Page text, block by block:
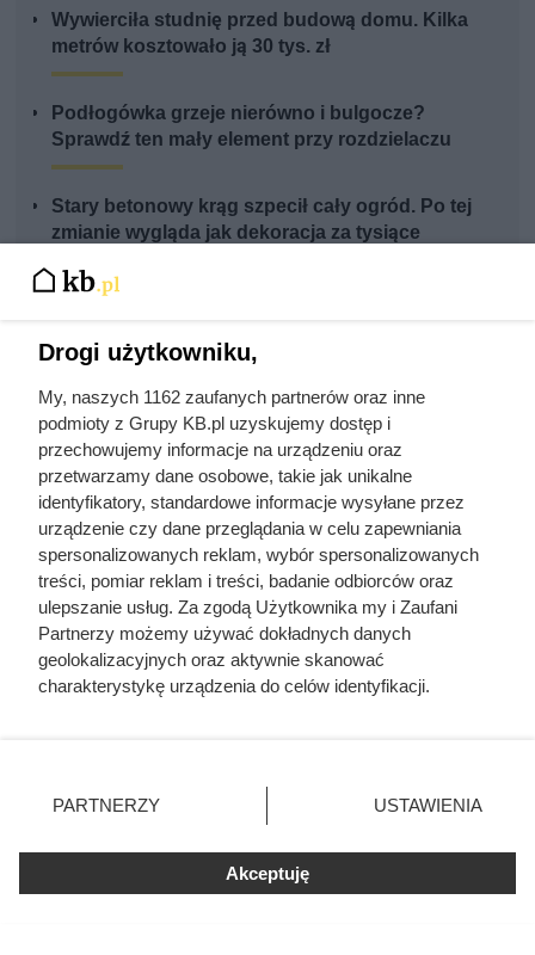
Wywierciła studnię przed budową domu. Kilka
metrów kosztowało ją 30 tys. zł
Podłogówka grzeje nierówno i bulgocze?
Sprawdź ten mały element przy rozdzielaczu
Stary betonowy krąg szpecił cały ogród. Po tej
zmianie wygląda jak dekoracja za tysiące
Doprowadził do śmierci większej
razem wzięci. Mimo to czczą go
jako bohatera
Drogi użytkowniku,
My, naszych 1162 zaufanych partnerów oraz inne
podmioty z Grupy KB.pl uzyskujemy dostęp i
przechowujemy informacje na urządzeniu oraz
przetwarzamy dane osobowe, takie jak unikalne
identyfikatory, standardowe informacje wysyłane przez
urządzenie czy dane przeglądania w celu zapewniania
spersonalizowanych reklam, wybór spersonalizowanych
treści, pomiar reklam i treści, badanie odbiorców oraz
ulepszanie usług. Za zgodą Użytkownika my i Zaufani
Partnerzy możemy używać dokładnych danych
geolokalizacyjnych oraz aktywnie skanować
charakterystykę urządzenia do celów identyfikacji.
zmienić/wycofać klikając przycisk ustawień prywatności
znajdujący się w lewym dolnym rogu strony. Niektóre
użytkownika, ale masz prawo sprzeciwić się takiemu
przetwarzaniu. Preferencje będą miały zastosowania tylko
PARTNERZY USTAWIENIA
Akceptuję